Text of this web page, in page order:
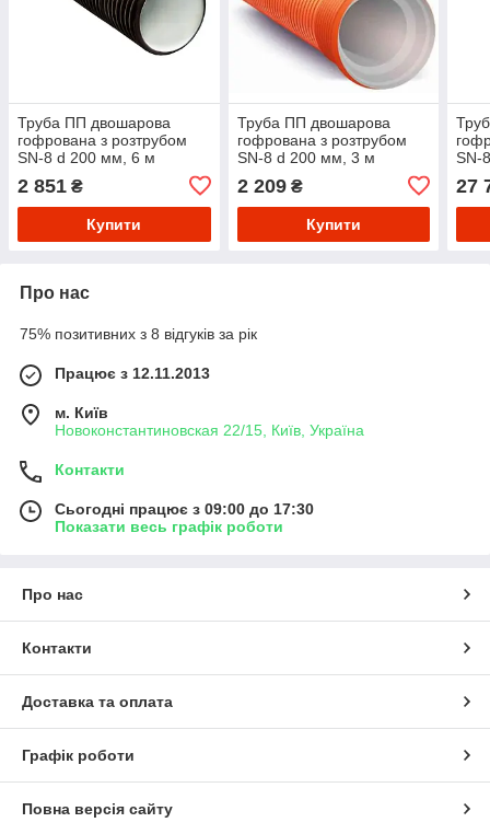
Труба ПП двошарова
гофрована з розтрубом
SN-8 d 200 мм, 6 м
2 851 ₴
Купити
Труба ПП двошарова
гофрована з розтрубом
SN-8 d 200 мм, 3 м
2 209₴
Купити
SN-
27
Про нас
75% позитивних з 8 відгуків за рік
Працює з 12.11.2013
м. Київ
Новоконстантиновская 22/15, Київ, Україна
Контакти
Сьогодні працює з 09:00 до 17:30
Показати весь графік роботи
Про нас
Контакти
Доставка та оплата
Графік роботи
Повна версія сайту